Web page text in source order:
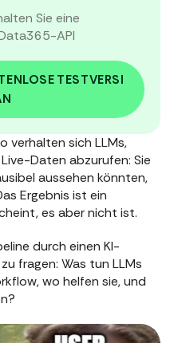
Sie eine
API
TESTVERSI
verhalten sich LLMs,
Daten abzurufen: Sie
aussehen könnten,
Ergebnis ist ein
es aber nicht ist.
durch einen KI-
fragen: Was tun LLMs
wo helfen sie, und